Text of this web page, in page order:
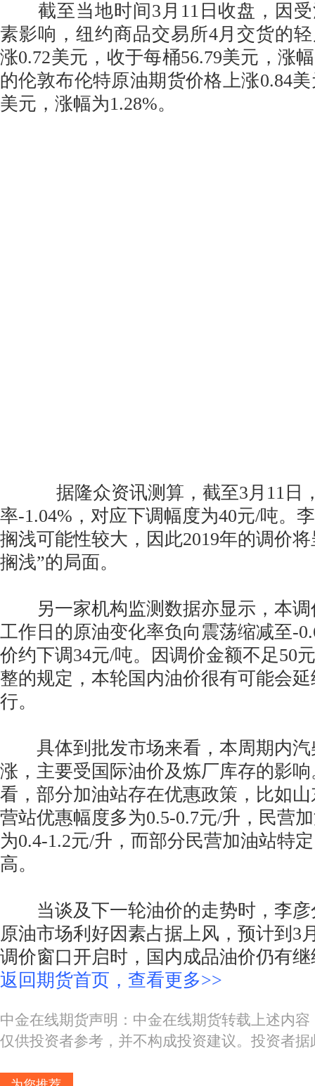
截至当地时间3月11日收盘，因受
素影响，纽约商品交易所4月交货的
涨0.72美元，收于每桶56.79美元，涨
的伦敦布伦特原油期货价格上涨0.84
美元，涨幅为1.28%。
据隆众资讯测算，截至3月11日
率-1.04%，对应下调幅度为40元/吨。
搁浅可能性较大，因此2019年的调价
搁浅”的局面。
另一家机构监测数据亦显示，本调
工作日的原油变化率负向震荡缩减至-
价约下调34元/吨。因调价金额不足50
整的规定，本轮国内油价很有可能会
行。
具体到批发市场来看，本周期内汽
涨，主要受国际油价及炼厂库存的影
看，部分加油站存在优惠政策，比如
营站优惠幅度多为0.5-0.7元/升，民营
为0.4-1.2元/升，而部分民营加油站特
高。
当谈及下一轮油价的走势时，李彦
原油市场利好因素占据上风，预计到3
调价窗口开启时，国内成品油价仍有
返回期货首页，查看更多>>
中金在线期货声明：中金在线期货转载上述内
仅供投资者参考，并不构成投资建议。投资者